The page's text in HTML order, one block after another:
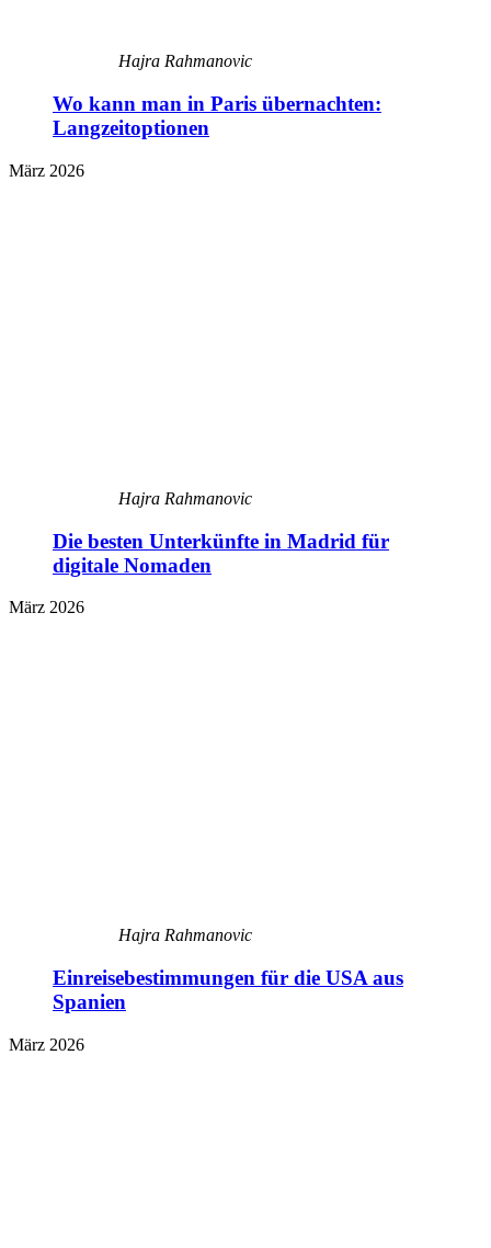
Hajra Rahmanovic
Wo kann man in Paris übernachten:
Langzeitoptionen
März 2026
Hajra Rahmanovic
Die besten Unterkünfte in Madrid für
digitale Nomaden
März 2026
Hajra Rahmanovic
Einreisebestimmungen für die USA aus
Spanien
März 2026